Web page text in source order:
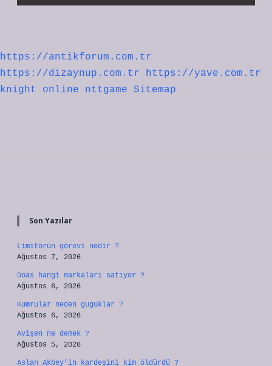
https://antikforum.com.tr
https://dizaynup.com.tr
https://yave.com.tr
knight online
nttgame Sitemap
Son Yazılar
Limitörün görevi nedir ?
Ağustos 7, 2026
Doas hangi markaları satıyor ?
Ağustos 6, 2026
Kumrular neden guguklar ?
Ağustos 6, 2026
Avişen ne demek ?
Ağustos 5, 2026
Aslan Akbey’in kardeşini kim öldürdü ?